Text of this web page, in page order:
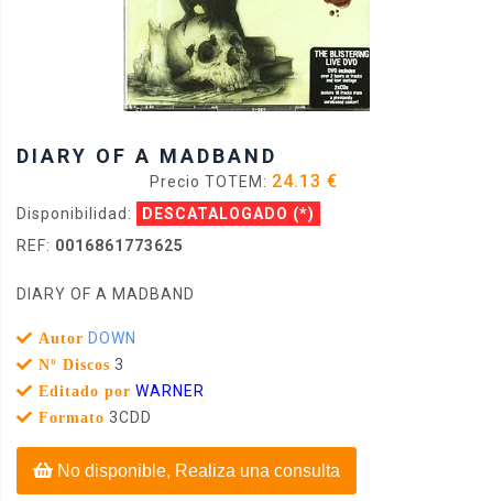
DIARY OF A MADBAND
Precio TOTEM: 24.13 €
Disponibilidad: DESCATALOGADO (*)
REF: 0016861773625
DIARY OF A MADBAND
Autor DOWN
Nº Discos 3
Editado por WARNER
Formato 3CDD
No disponible, Realiza una consulta